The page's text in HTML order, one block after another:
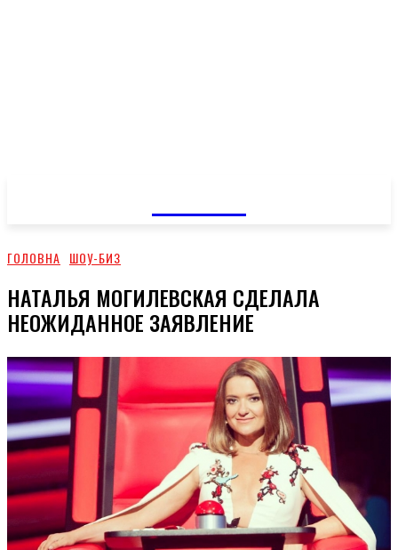
ГОЛОВНА ШОУ-БИЗ
НАТАЛЬЯ МОГИЛЕВСКАЯ СДЕЛАЛА
НЕОЖИДАННОЕ ЗАЯВЛЕНИЕ